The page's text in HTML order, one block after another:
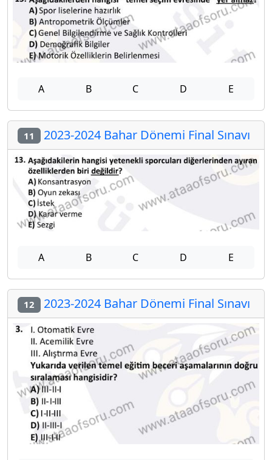
A B C D E
11 2023-2024 Bahar Dönemi Final Sınavı
A B C D E
12 2023-2024 Bahar Dönemi Final Sınavı